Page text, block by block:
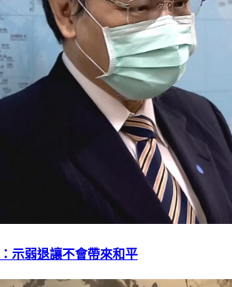
示弱退讓不會帶來和平